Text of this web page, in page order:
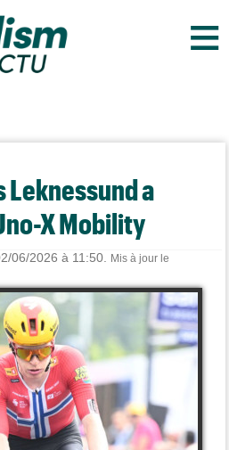
≡
Leknessund a
X Mobility
06/2026 à 11:50.
Mis à jour le